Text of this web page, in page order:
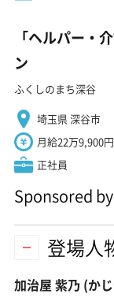
「ヘルパー・
ン
ふくしのまち深谷
埼玉県 深谷市
月給22万9,900
正社員
Sponsored by
登場人
加治屋 紫乃 (か